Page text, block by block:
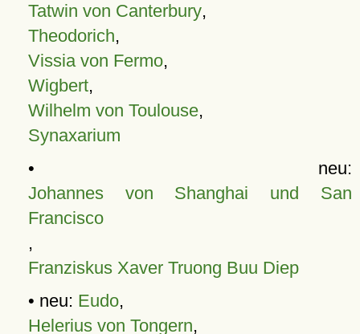
Tatwin von Canterbury,
Theodorich,
Vissia von Fermo,
Wigbert,
Wilhelm von Toulouse,
Synaxarium
• neu:
Johannes von Shanghai und San
Francisco
,
Franziskus Xaver Truong Buu Diep
• neu: Eudo,
Helerius von Tongern,